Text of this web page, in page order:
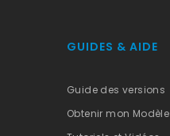
GUIDES & AIDE
Guide des versions
Obtenir mon Modèle